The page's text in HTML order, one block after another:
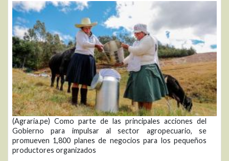
(Agraria.pe) Como parte de las principales acciones del
Gobierno para impulsar al sector agropecuario, se
promueven 1,800 planes de negocios para los pequeños
productores organizados